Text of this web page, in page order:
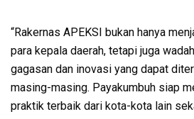
“Rakernas APEKSI bukan hanya
para kepala daerah, tetapi juga
gagasan dan inovasi yang dapat
masing-masing. Payakumbuh siap
praktik terbaik dari kota-kota lain